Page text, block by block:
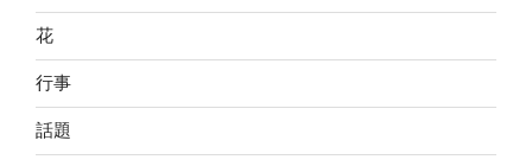
花
行事
話題